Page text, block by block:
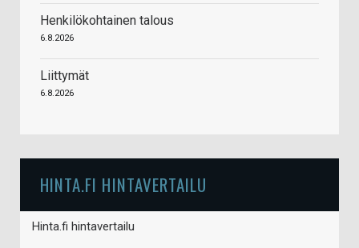
Henkilökohtainen talous
6.8.2026
Liittymät
6.8.2026
HINTA.FI HINTAVERTAILU
Hinta.fi hintavertailu